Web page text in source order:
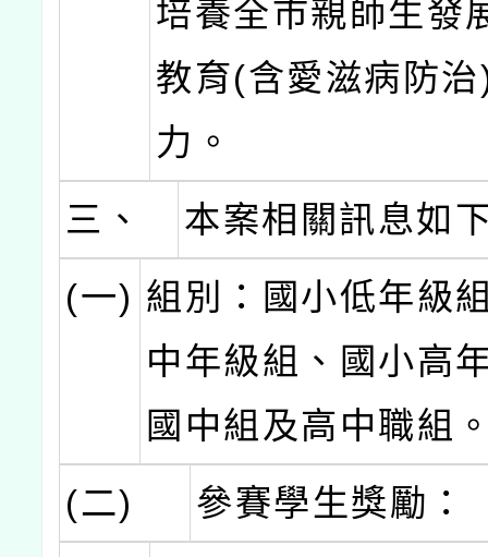
培養全市親師生發
教育(含愛滋病防
力。
三、
本案相關訊息如
(一) 組別：國小低年級
中年級組、國小高
國中組及高中職組
(二)
參賽學生獎勵：